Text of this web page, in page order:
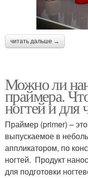
читать дальше →
Можно ли
праймера.
ногтей и для
Праймер (primer) –
выпускаемое в
аппликатором, по
ногтей. Продукт
для подготовки